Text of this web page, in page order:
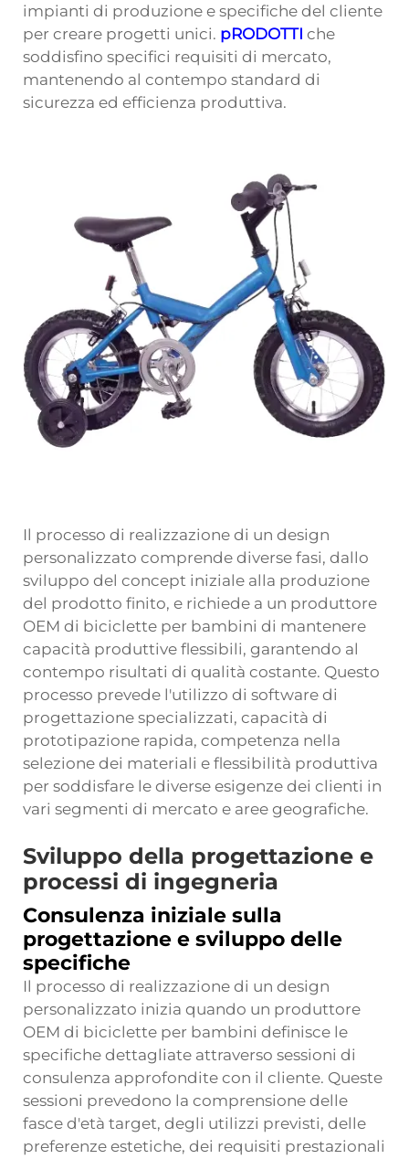
impianti di produzione e specifiche del cliente
per creare progetti unici. pRODOTTI che
soddisfino specifici requisiti di mercato,
mantenendo al contempo standard di
sicurezza ed efficienza produttiva.
Il processo di realizzazione di un design
personalizzato comprende diverse fasi, dallo
sviluppo del concept iniziale alla produzione
del prodotto finito, e richiede a un produttore
OEM di biciclette per bambini di mantenere
capacità produttive flessibili, garantendo al
contempo risultati di qualità costante. Questo
processo prevede l'utilizzo di software di
progettazione specializzati, capacità di
prototipazione rapida, competenza nella
selezione dei materiali e flessibilità produttiva
per soddisfare le diverse esigenze dei clienti in
vari segmenti di mercato e aree geografiche.
Sviluppo della progettazione e
processi di ingegneria
Consulenza iniziale sulla
progettazione e sviluppo delle
specifiche
Il processo di realizzazione di un design
personalizzato inizia quando un produttore
OEM di biciclette per bambini definisce le
specifiche dettagliate attraverso sessioni di
consulenza approfondite con il cliente. Queste
sessioni prevedono la comprensione delle
fasce d'età target, degli utilizzi previsti, delle
preferenze estetiche, dei requisiti prestazionali